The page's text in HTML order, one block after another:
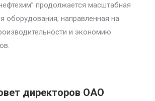
продолжается масштабная
оборудования, направленная на
и экономию
директоров ОАО